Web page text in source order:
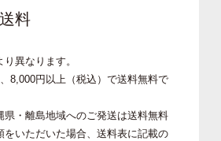
料
異なります。
8,000円以上（税込）で送料無料で
県・離島地域へのご発送は送料無料
をいただいた場合、送料表に記載の